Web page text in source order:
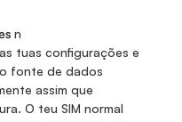
n
tuas configurações e
fonte de dados
assim que
O teu SIM normal